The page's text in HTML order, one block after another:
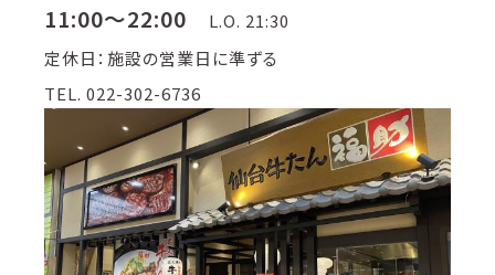
11:00～22:00
L.O. 21:30
定休日：施設の営業日に準ずる
TEL. 022-302-6736